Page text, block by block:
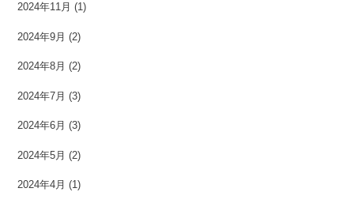
2024年11月 (1)
2024年9月 (2)
2024年8月 (2)
2024年7月 (3)
2024年6月 (3)
2024年5月 (2)
2024年4月 (1)